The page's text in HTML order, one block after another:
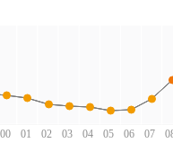
00 01 02 03 04 05 06 07